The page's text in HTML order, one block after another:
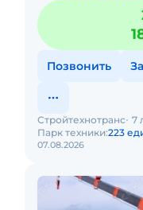
Позвонить
07.08.2026
Стройтехнотранс 7
Парк техники:223